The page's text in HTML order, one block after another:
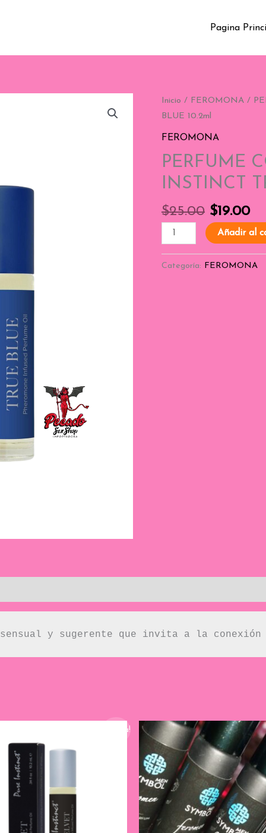
Pagina
Inicio / FEROMONA /
BLUE 10.2ml
FEROMONA
PERFUME
INSTINCT
$25.00 $19.00
PERFUME
CON
FEROMONAS
INSTINCT
TRUE
10.2ml
cantidad
Añadir al
Categoría: FEROMONA
y sugerente que invita a la
¡Oferta!